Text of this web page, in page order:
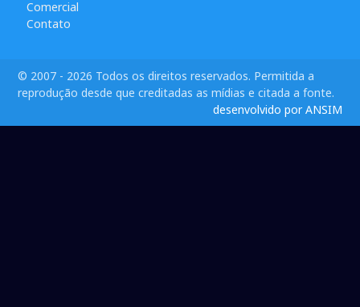
Comercial
Contato
© 2007 - 2026 Todos os direitos reservados. Permitida a
reprodução desde que creditadas as mídias e citada a fonte.
desenvolvido por ANSIM